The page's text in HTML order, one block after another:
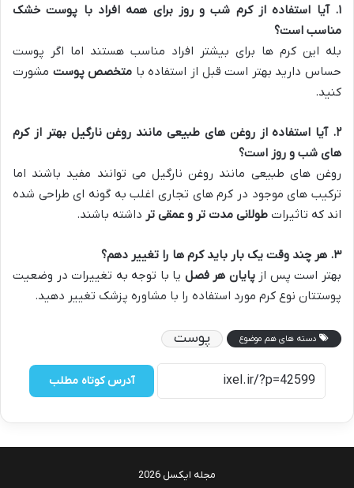
۱.آیا استفاده از کرم شب و روز برای همه افراد با پوست خشک
مناسب است؟
بله این کرم ها برای بیشتر افراد مناسب هستند اما اگر پوست
حساس دارید بهتر است قبل از استفاده با متخصص پوست مشورت
کنید.
۲.آیا استفاده از روغن های طبیعی مانند روغن نارگیل بهتر از کرم
های شب و روز است؟
روغن های طبیعی مانند روغن نارگیل می توانند مفید باشند اما
ترکیب های موجود در کرم های تجاری اغلب به گونه ای طراحی شده
اند که تاثیرات طولانی مدت تر و عمقی تر داشته باشند.
۳. هر چند وقت یک بار باید کرم ها را تغییر دهم؟
بهتر است پس ازپایان هر فصل یا با توجه به تغییرات در وضعیت
پوستتان نوع کرم مورد استفاده را با مشاوره پزشک تغییر دهید.
دسته های هم موضوع پوست
آدرس کوتاه مطلب
مجله ایکسل 2026